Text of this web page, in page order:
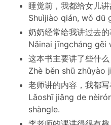
睡觉前，我都给女儿讲
Shuìjiào qián, wǒ dū
奶奶经常给我讲过去的
Nǎinai jīngcháng gěi
这本书主要讲了些什么
Zhè běn shū zhǔyào
老师讲的内容，我都写
Lǎoshī jiǎng de
shàngle.